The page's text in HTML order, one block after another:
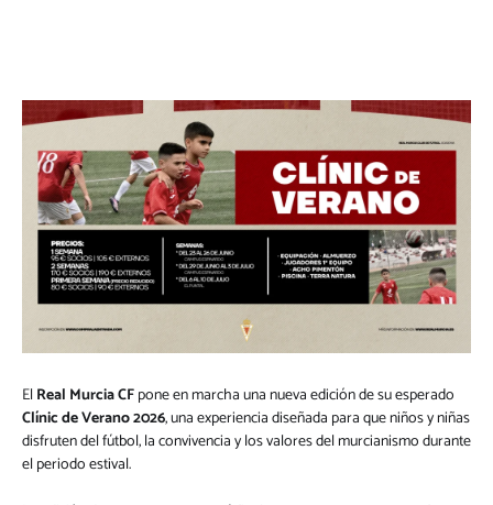
ElReal Murcia CFpone en marcha una nueva edición de su esperado
Clínic de Verano 2026, una experiencia diseñada para que niños y niñas
disfruten del fútbol, la convivencia y los valores del murcianismo durante
el periodo estival.